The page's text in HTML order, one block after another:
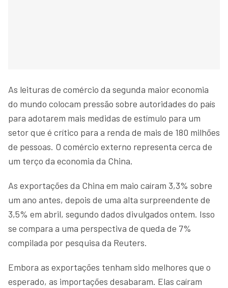
As leituras de comércio da segunda maior economia
do mundo colocam pressão sobre autoridades do país
para adotarem mais medidas de estímulo para um
setor que é crítico para a renda de mais de 180 milhões
de pessoas. O comércio externo representa cerca de
um terço da economia da China.
As exportações da China em maio caíram 3,3% sobre
um ano antes, depois de uma alta surpreendente de
3,5% em abril, segundo dados divulgados ontem. Isso
se compara a uma perspectiva de queda de 7%
compilada por pesquisa da Reuters.
Embora as exportações tenham sido melhores que o
esperado, as importações desabaram. Elas caíram